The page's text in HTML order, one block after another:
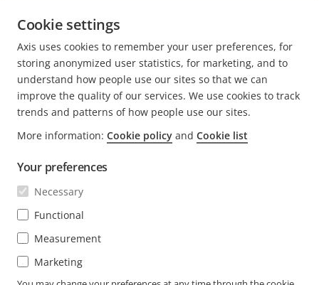
FOOTER
KONTAKT
Kontakt z nami
Experience Center
WIADOMOŚCI I HISTORIE
Life at Axis
Engineering at Axis
SUBSKRYBUJ
Subskrybuj biuletyn
Subskrybuj wiadomości e-mail z powiadomieniami
dotyczącymi bezpieczeństwa firmy Axis
POLAND / POLSKI MATERIAŁY PRASOWE
Cookie settings
Axis uses cookies to remember your user preferences, for
storing anonymized user statistics, for marketing, and to
understand how people use our sites so that we can
improve the quality of our services. We use cookies to track
trends and patterns of how people use our sites.
More information: Cookie policy and Cookie list
Your preferences
Necessary
Functional
Measurement
Marketing